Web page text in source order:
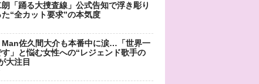
「踊る大捜査線」公式告知で浮き彫り
た“全カット要求”の本気度
佐久間大介も本番中に涙…「世界一
す」と悩む女性への“レジェンド歌手の
大注目